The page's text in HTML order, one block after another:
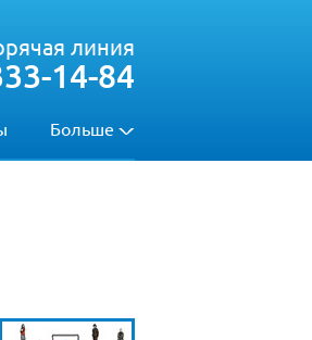
Больше
линия
14-84